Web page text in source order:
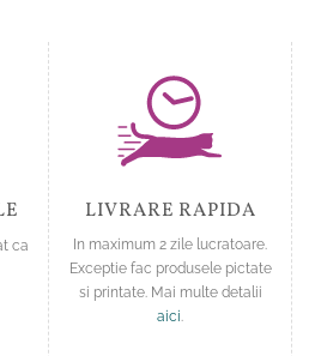
ca
LIVRARE RAPIDA
In maximum 2 zile lucratoare.
Exceptie fac produsele pictate
si printate. Mai multe detalii
aici.